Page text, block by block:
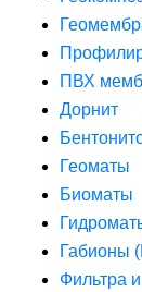
ПВХ
Дорнит
Геоматы
Биоматы
Габионы
Фильтра